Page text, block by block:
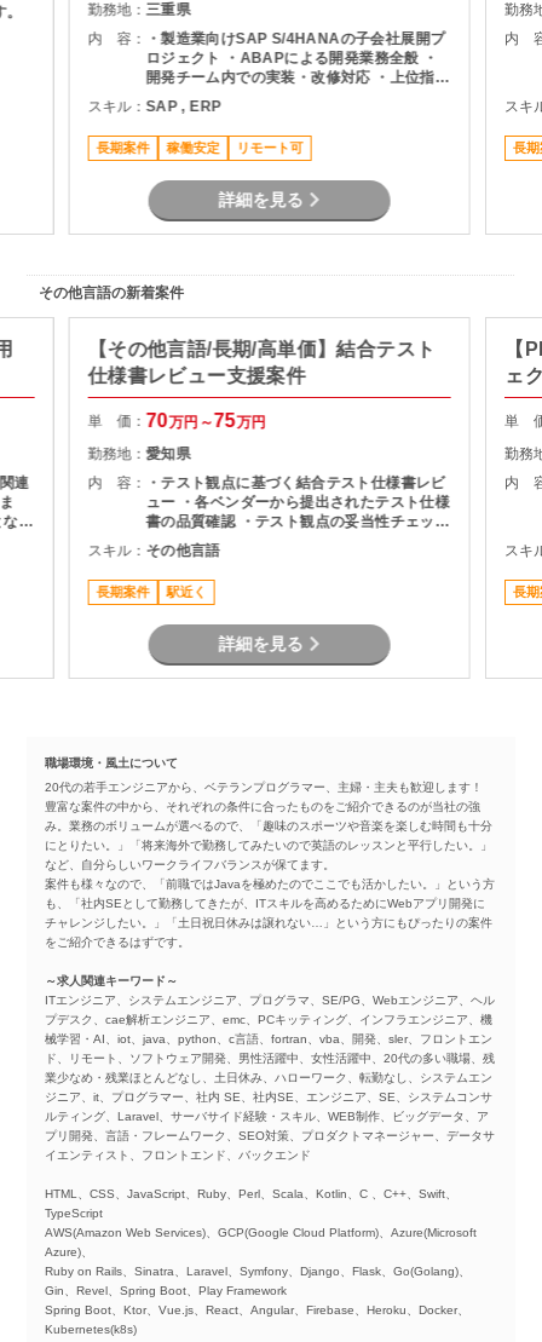
勤務地：三重県
内 容：
・製造業向けSAP S/4HANAの子会社展開プ
ロジェクト ・ABAPによる開発業務全般 ・
開発チーム内での実装・改修対応 ・上位指示
者のもとでの開発推進
スキル：SAP , ERP
長期案件 稼働安定 リモート可
詳細を見る
勤務
内
スキ
長期
その他言語の新着案件
連
る
【その他言語/長期/高単価】結合テスト
仕様書レビュー支援案件
単 価： 70万円～75万円
勤務地：愛知県
内 容：
・テスト観点に基づく結合テスト仕様書レビ
ュー ・各ベンダーから提出されたテスト仕様
書の品質確認 ・テスト観点の妥当性チェック
・指摘事項の整理およびレビュー結果のフィ
ードバック ・プロジェクト関係者との調整・
コミュニケーション
スキル： その他言語
長期案件 駅近く
詳細を見る
【
ェ
単
勤務
内
スキ
長期
職場環境・風土について
20代の若手エンジニアから、ベテランプログラマー、主婦・主夫も歓迎します！
豊富な案件の中から、それぞれの条件に合ったものをご紹介できるのが当社の強
み。業務のボリュームが選べるので、「趣味のスポーツや音楽を楽しむ時間も十分
にとりたい。」「将来海外で勤務してみたいので英語のレッスンと平行したい。」
など、自分らしいワークライフバランスが保てます。
案件も様々なので、「前職ではJavaを極めたのでここでも活かしたい。」という方
も、「社内SEとして勤務してきたが、ITスキルを高めるためにWebアプリ開発に
チャレンジしたい。」「土日祝日休みは譲れない…」という方にもぴったりの案件
をご紹介できるはずです。
～求人関連キーワード～
ITエンジニア、システムエンジニア、プログラマ、SE/PG、Webエンジニア、ヘル
プデスク、cae解析エンジニア、emc、PCキッティング、インフラエンジニア、機
械学習・AI、iot、java、python、c言語、fortran、vba、開発、sler、フロントエン
ド、リモート、ソフトウェア開発、男性活躍中、女性活躍中、20代の多い職場、残
業少なめ・残業ほとんどなし、土日休み、ハローワーク、転勤なし、システムエン
ジニア、it、プログラマー、社内 SE、社内SE、エンジニア、SE、システムコンサ
ルティング、Laravel、サーバサイド経験・スキル、WEB制作、ビッグデータ、ア
プリ開発、言語・フレームワーク、SEO対策、プロダクトマネージャー、データサ
イエンティスト、フロントエンド、バックエンド
HTML、CSS、JavaScript、Ruby、Perl、Scala、Kotlin、C 、C++、Swift、
TypeScript
AWS(Amazon Web Services)、GCP(Google Cloud Platform)、Azure(Microsoft
Azure)、
Ruby on Rails、Sinatra、Laravel、Symfony、Django、Flask、Go(Golang)、
Gin、Revel、Spring Boot、Play Framework
Spring Boot、Ktor、Vue.js、React、Angular、Firebase、Heroku、Docker、
Kubernetes(k8s)